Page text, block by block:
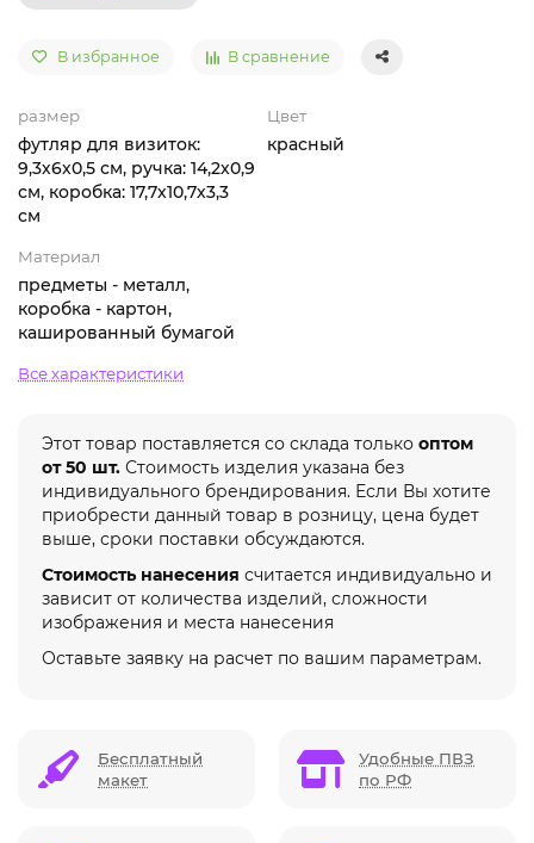
В избранное В сравнение
размер
футляр для визиток:
9,3х6х0,5 см, ручка: 14,2х0,9
см, коробка: 17,7х10,7х3,3
см
Цвет
красный
Материал
предметы - металл,
коробка - картон,
кашированный бумагой
Все характеристики
Этот товар поставляется со склада только оптом
от 50 шт. Стоимость изделия указана без
индивидуального брендирования. Если Вы хотите
приобрести данный товар в розницу, цена будет
выше, сроки поставки обсуждаются.
Стоимость нанесения считается индивидуально и
зависит от количества изделий, сложности
изображения и места нанесения
Оставьте заявку на расчет по вашим параметрам.
Бесплатный
макет
Удобные ПВЗ
по РФ